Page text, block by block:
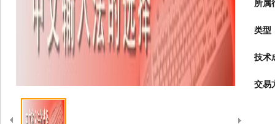
所属
类型
技术
交易